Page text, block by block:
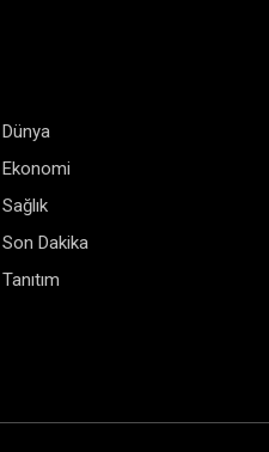
Dünya
Ekonomi
Sağlık
Son Dakika
Tanıtım